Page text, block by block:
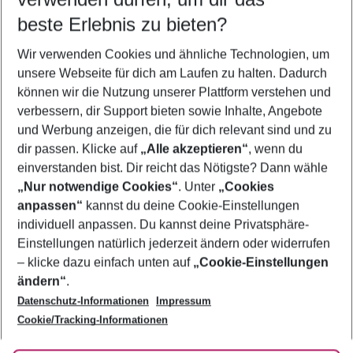
5-8 Nächte
2 Erwachsene Keine Kinder
Mehr Filter anzeigen
Footer
Footer navigation
Über uns
AGB
Bestpreisgarantie
Cookie-Einstellungen ändern
Cookie-Richtlinie
Agenturbetreuung
Barrierefreies Reisen
Folge uns
beste Erlebnis zu bieten?
Wir verwenden Cookies und ähnliche Technologien, um
unsere Webseite für dich am Laufen zu halten. Dadurch
können wir die Nutzung unserer Plattform verstehen und
verbessern, dir Support bieten sowie Inhalte, Angebote
und Werbung anzeigen, die für dich relevant sind und zu
dir passen. Klicke auf „Alle akzeptieren“, wenn du
einverstanden bist. Dir reicht das Nötigste? Dann wähle
„Nur notwendige Cookies“. Unter „Cookies
anpassen“ kannst du deine Cookie-Einstellungen
individuell anpassen. Du kannst deine Privatsphäre-
Einstellungen natürlich jederzeit ändern oder widerrufen
– klicke dazu einfach unten auf „Cookie-Einstellungen
ändern“.
Datenschutz-Informationen
Impressum
Cookie/Tracking-Informationen